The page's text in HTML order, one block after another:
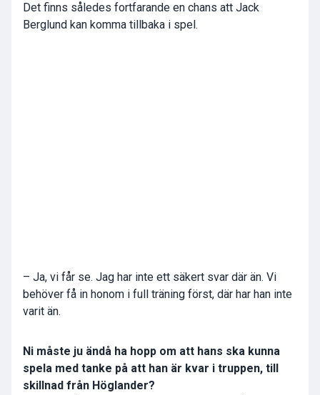
Det finns således fortfarande en chans att Jack
Berglund kan komma tillbaka i spel.
– Ja, vi får se. Jag har inte ett säkert svar där än. Vi
behöver få in honom i full träning först, där har han inte
varit än.
Ni måste ju ändå ha hopp om att hans ska kunna
spela med tanke på att han är kvar i truppen, till
skillnad från Höglander?